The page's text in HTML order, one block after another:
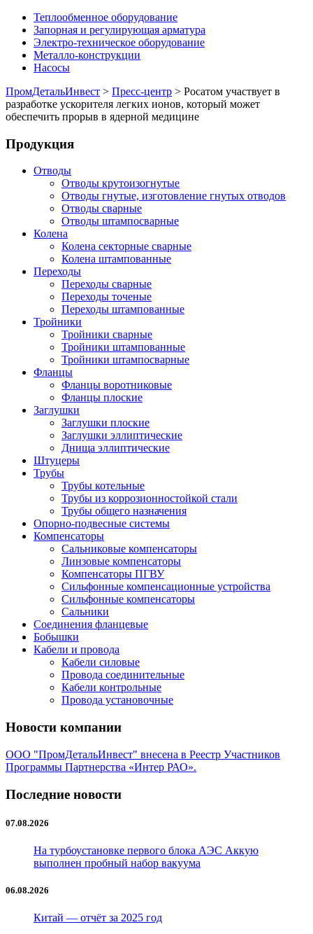
Теплообменное оборудование
Запорная и регулирующая арматура
Электро-техническое оборудование
Металло-конструкции
Насосы
ПромДетальИнвест > Пресс-центр > Росатом участвует в
разработке ускорителя легких ионов, который может
обеспечить прорыв в ядерной медицине
Продукция
Отводы
Отводы крутоизогнутые
Отводы гнутые, изготовление гнутых отводов
Отводы сварные
Отводы штампосварные
Колена
Колена секторные сварные
Колена штампованные
Переходы
Переходы сварные
Переходы точеные
Переходы штампованные
Тройники
Тройники сварные
Тройники штампованные
Тройники штампосварные
Фланцы
Фланцы воротниковые
Фланцы плоские
Заглушки
Заглушки плоские
Заглушки эллиптические
Днища эллиптические
Штуцеры
Трубы
Трубы котельные
Трубы из коррозионностойкой стали
Трубы общего назначения
Опорно-подвесные системы
Компенсаторы
Сальниковые компенсаторы
Линзовые компенсаторы
Компенсаторы ПГВУ
Сильфонные компенсационные устройства
Сильфонные компенсаторы
Сальники
Соединения фланцевые
Бобышки
Кабели и провода
Кабели силовые
Провода соединительные
Кабели контрольные
Провода установочные
Новости компании
ООО "ПромДетальИнвест" внесена в Реестр Участников
Программы Партнерства «Интер РАО».
Последние новости
07.08.2026
На турбоустановке первого блока АЭС Аккую
выполнен пробный набор вакуума
06.08.2026
Китай — отчёт за 2025 год